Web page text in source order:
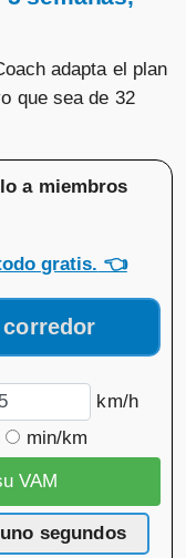
adapta el plan
que sea de 32
a miembros
gratis. 👈
km/h
min/km
segundos